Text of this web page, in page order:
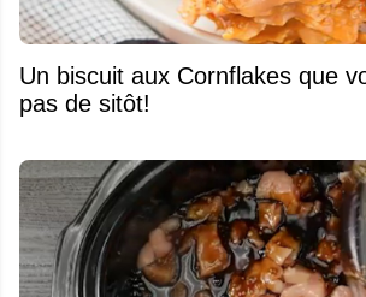
Un biscuit aux Cornflakes que
pas de sitôt!